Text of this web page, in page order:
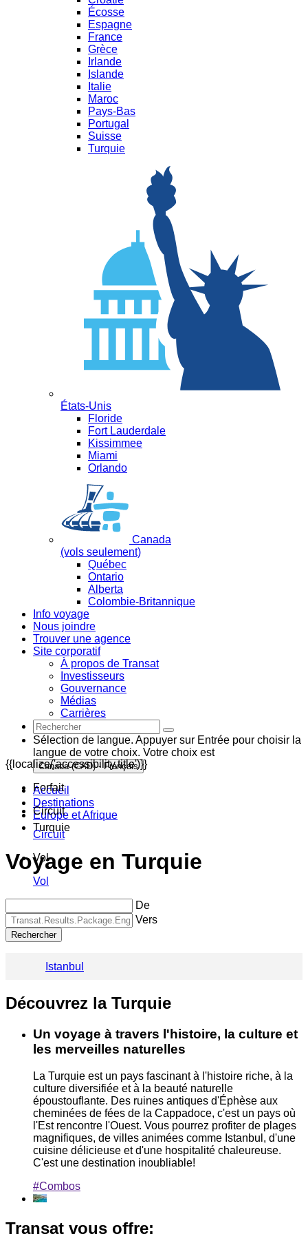
Écosse
Espagne
France
Grèce
Irlande
Islande
Italie
Maroc
Pays-Bas
Portugal
Suisse
Turquie
États-Unis
Floride
Fort Lauderdale
Kissimmee
Miami
Orlando
Canada
(vols seulement)
Québec
Ontario
Alberta
Colombie-Britannique
Info voyage
Nous joindre
Trouver une agence
Site corporatif
À propos de Transat
Investisseurs
Gouvernance
Médias
Carrières
Sélection de langue. Appuyer sur Entrée pour choisir la
langue de votre choix. Votre choix est
Canada (CAD) - Français
Accueil
Destinations
Europe et Afrique
Turquie
Voyage en Turquie
{{localize('accessibility.title')}}
Forfait
Circuit
Circuit
Vol
Vol
De
Vers
Rechercher
Istanbul
Découvrez la Turquie
Un voyage à travers l'histoire, la culture et
les merveilles naturelles
La Turquie est un pays fascinant à l'histoire riche, à la
culture diversifiée et à la beauté naturelle
époustouflante. Des ruines antiques d'Éphèse aux
cheminées de fées de la Cappadoce, c'est un pays où
l'Est rencontre l'Ouest. Vous pourrez profiter de plages
magnifiques, de villes animées comme Istanbul, d'une
cuisine délicieuse et d'une hospitalité chaleureuse.
C'est une destination inoubliable!
#Combos
Transat vous offre: